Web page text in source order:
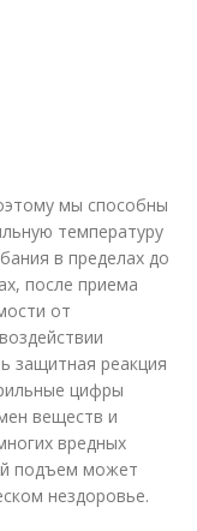
мы способны
температуру
в пределах до
после приема
от
защитная реакция
цифры
веществ и
вредных
подъем может
нездоровье.